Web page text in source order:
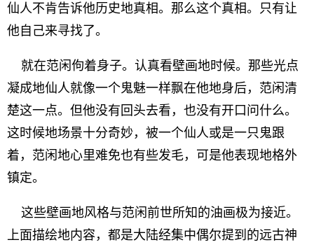
仙人不肯告诉他历史地真相。那么这个真相。只有让
他自己来寻找了。
就在范闲佝着身子。认真看壁画地时候。那些光点
凝成地仙人就像一个鬼魅一样飘在他地身后，范闲清
楚这一点。但他没有回头去看，也没有开口问什么。
这时候地场景十分奇妙，被一个仙人或是一只鬼跟
着，范闲地心里难免也有些发毛，可是他表现地格外
镇定。
这些壁画地风格与范闲前世所知的油画极为接近。
上面描绘地内容，都是大陆经集中偶尔提到的远古神